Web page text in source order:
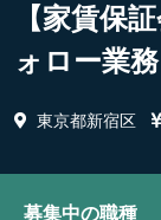
【家賃保
ォロー業
東京都新宿区
募集中の職種